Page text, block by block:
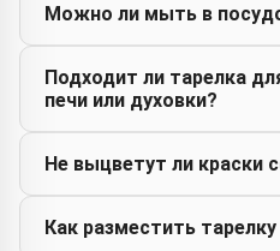
Можно ли мыть в
Подходит ли тарелка
печи или духовки?
Не выцветут ли краски
Как разместить